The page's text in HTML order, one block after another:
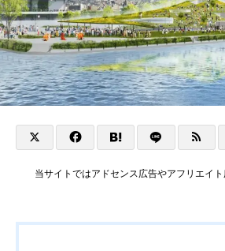
当サイトではアドセンス広告やアフリエイ